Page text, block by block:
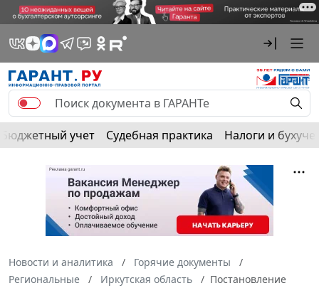
Бюджетный учет Судебная практика Налоги и
Новости и аналитика
Горячие документы
Региональные
Иркутская область
Постановление